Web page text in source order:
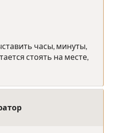
часы, минуты,
стоять на месте,